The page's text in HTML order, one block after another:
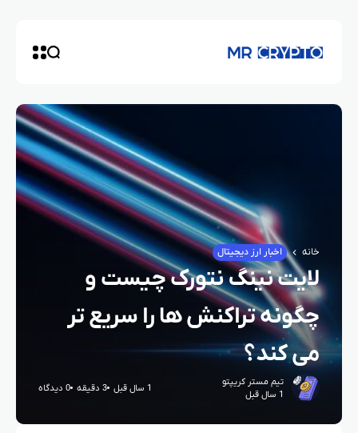
خانه اخبار ارز دیجیتال
لایت‌ نینگ نتورک چیست و
چگونه تراکنش‌ ها را سریع‌ تر
می‌ کند؟
تیم مستر کریپتو
1 سال قبل
1 سال قبل 3 دقیقه 0 دیدگاه